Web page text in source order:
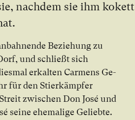
nach­dem sie ihm ko­kett
Be­zie­hung zu
und schließt sich
er­kal­ten Carmens Ge­
für den Stier­kämp­fer
zwi­schen Don José und
sei­ne ehe­ma­li­ge Ge­lieb­te.